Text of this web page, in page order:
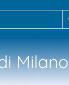
Milano